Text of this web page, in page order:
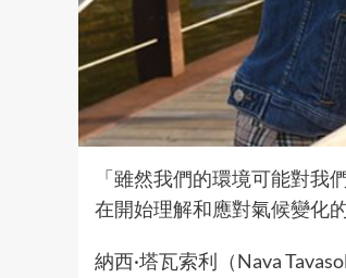
「雖然我們的環境可能對
在開始理解和應對氣候變化的
納西·塔瓦索利（Nava